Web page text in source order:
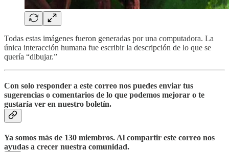
Todas estas imágenes fueron generadas por una computadora. La
única interacción humana fue escribir la descripción de lo que se
quería “dibujar.”
Con solo responder a este correo nos puedes enviar tus
sugerencias o comentarios de lo que podemos mejorar o te
gustaría ver en nuestro boletín.
Ya somos más de 130 miembros. Al compartir este correo nos
ayudas a crecer nuestra comunidad.